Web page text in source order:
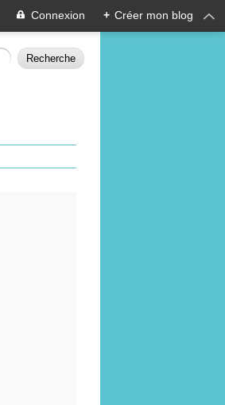
Connexion + Créer mon blog